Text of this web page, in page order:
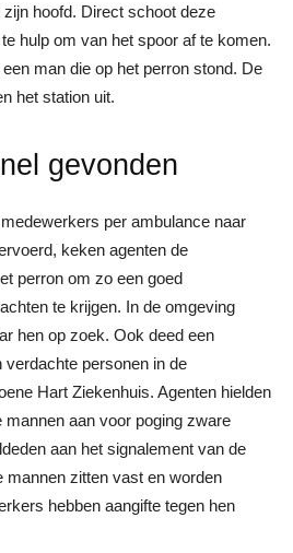
hoofd. Direct schoot deze
hulp om van het spoor af te komen.
man die op het perron stond. De
het station uit.
gevonden
per ambulance naar
keken agenten de
perron om zo een goed
te krijgen. In de omgeving
hen op zoek. Ook deed een
verdachte personen in de
Hart Ziekenhuis. Agenten hielden
mannen aan voor poging zware
aan het signalement van de
mannen zitten vast en worden
hebben aangifte tegen hen